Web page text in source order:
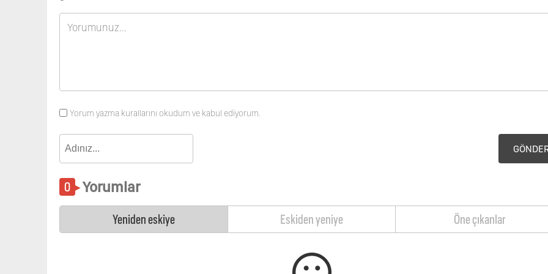
Yorum yazma kurallarını okudum ve kabul ediyorum.
Yorumlar
Yeniden eskiye Eskiden yeniye Öne çıkanlar